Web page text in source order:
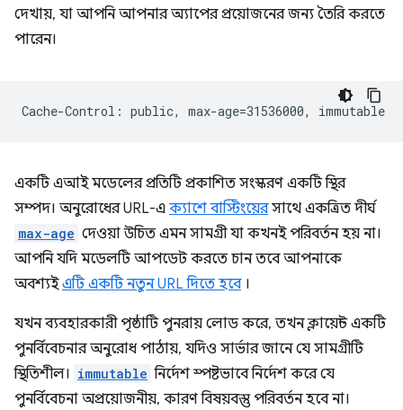
দেখায়, যা আপনি আপনার অ্যাপের প্রয়োজনের জন্য তৈরি করতে
পারেন।
একটি এআই মডেলের প্রতিটি প্রকাশিত সংস্করণ একটি স্থির
সম্পদ। অনুরোধের URL-এ ক্যাশে বাস্টিংয়েরসাথে একত্রিত দীর্ঘ
max-age দেওয়া উচিত এমন সামগ্রী যা কখনই পরিবর্তন হয় না।
আপনি যদি মডেলটি আপডেট করতে চান তবে আপনাকে
অবশ্যইএটি একটি নতুন URL দিতে হবে।
যখন ব্যবহারকারী পৃষ্ঠাটি পুনরায় লোড করে, তখন ক্লায়েন্ট একটি
পুনর্বিবেচনার অনুরোধ পাঠায়, যদিও সার্ভার জানে যে সামগ্রীটি
স্থিতিশীল। immutable নির্দেশ স্পষ্টভাবে নির্দেশ করে যে
পুনর্বিবেচনা অপ্রয়োজনীয়, কারণ বিষয়বস্তু পরিবর্তন হবে না।